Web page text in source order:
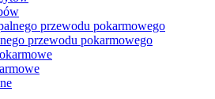
przewodu pokarmowego